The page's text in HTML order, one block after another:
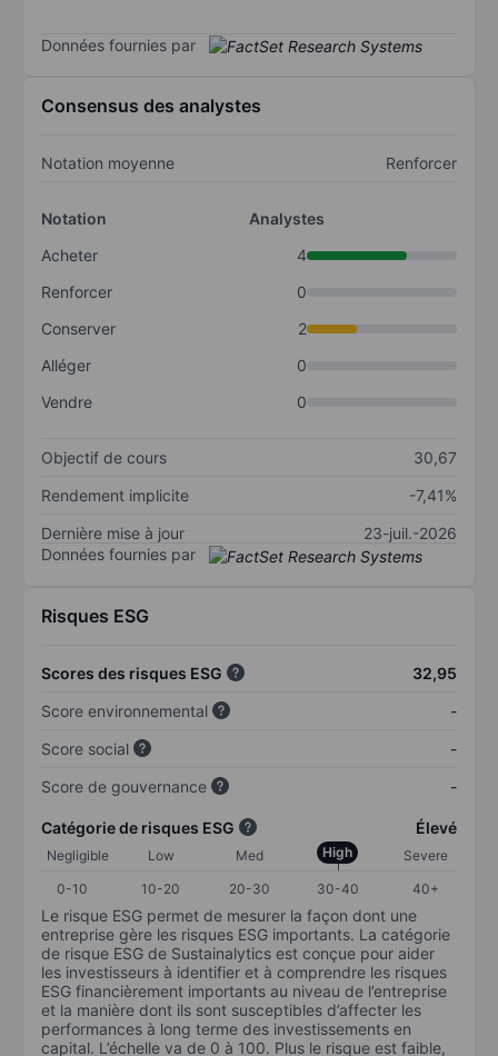
Données fournies par
Consensus des analystes
Notation moyenne Renforcer
Notation
Analystes
Acheter
4
Renforcer
0
Conserver
2
Alléger
0
Vendre
0
Objectif de cours
30,67
Rendement implicite
-7,41%
Dernière mise à jour
23-juil.-2026
Données fournies par
Risques ESG
Scores des risques ESG
32,95
Score environnemental
-
Score social
-
Score de gouvernance
-
Catégorie de risques ESG Élevé
Negligible Low Med High
Severe
0-10
10-20 20-30 30-40 40+
Le risque ESG permet de mesurer la façon dont une
entreprise gère les risques ESG importants. La catégorie
de risque ESG de Sustainalytics est conçue pour aider
les investisseurs à identifier et à comprendre les risques
ESG financièrement importants au niveau de l’entreprise
et la manière dont ils sont susceptibles d’affecter les
performances à long terme des investissements en
capital. L’échelle va de 0 à 100. Plus le risque est faible,